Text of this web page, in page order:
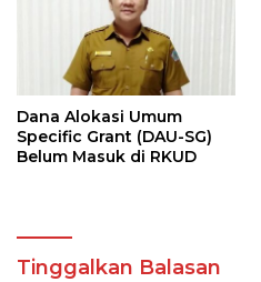
Dana Alokasi Umum
Specific Grant (DAU-SG)
Belum Masuk di RKUD
Tinggalkan Balasan